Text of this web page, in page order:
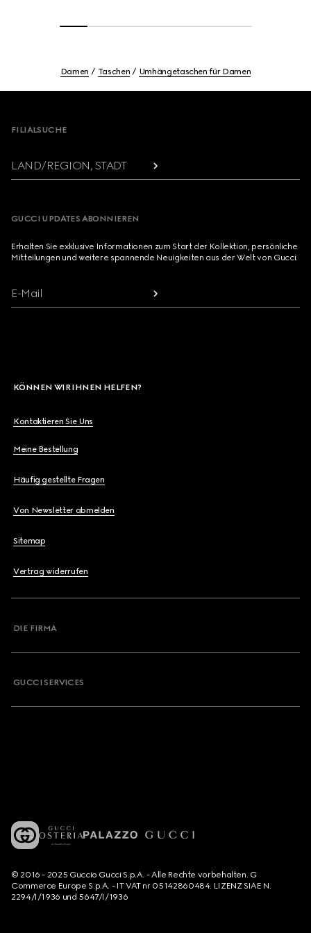
Damen Taschen Umhängetaschen für Damen
FILIALSUCHE
LAND/REGION, STADT
GUCCI UPDATES ABONNIEREN
Erhalten Sie exklusive Informationen zum Start der Kollektion, persönliche
Mitteilungen und weitere spannende Neuigkeiten aus der Welt von Gucci.
E-Mail
KÖNNEN WIR IHNEN HELFEN?
Kontaktieren Sie Uns
Meine Bestellung
Häufig gestellte Fragen
Von Newsletter abmelden
Sitemap
Vertrag widerrufen
DIE FIRMA
GUCCI SERVICES
© 2016 - 2025 Guccio Gucci S.p.A. - Alle Rechte vorbehalten. G
Commerce Europe S.p.A. - IT VAT nr 05142860484. LIZENZ SIAE N.
2294/I/1936 und 5647/I/1936